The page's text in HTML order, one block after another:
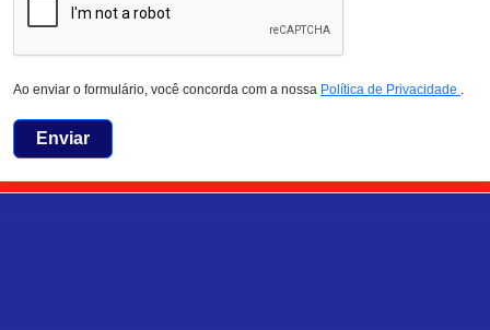
Ao enviar o formulário, você concorda com a nossa Política de Privacidade .
Enviar